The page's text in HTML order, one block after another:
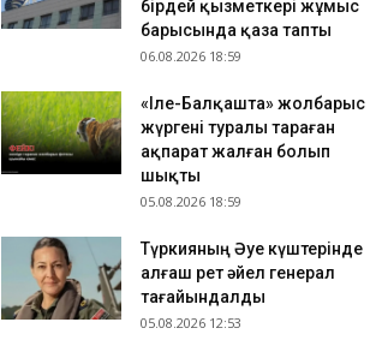
Қазақстандық ескек есушілер Азия
чемпионатында 4 медаль жеңіп алды
Астанадан Омбыға әуе рейстері уақытша
тоқтатылды
07.08.2026 17:41
​Танымал курорттағы қорық қызметкерін
бірдей қызметкері жұмыс
барысында қаза тапты
06.08.2026 18:59
«Іле-Балқашта» жолбарыс
жүргені туралы тараған
ақпарат жалған болып
шықты
05.08.2026 18:59
Түркияның Әуе күштерінде
алғаш рет әйел генерал
тағайындалды
05.08.2026 12:53